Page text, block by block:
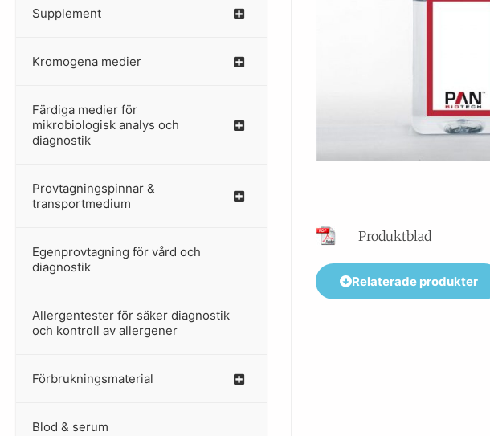
Supplement
–
Kromogena medier
–
Färdiga medier för
mikrobiologisk analys och
diagnostik
Provtagningspinnar &
transportmedium
–
Egenprovtagning för vård och
diagnostik
–
Allergentester för säker diagnostik
och kontroll av allergener
–
Förbrukningsmaterial
Blod & serum
Produktblad
Relaterade produkter